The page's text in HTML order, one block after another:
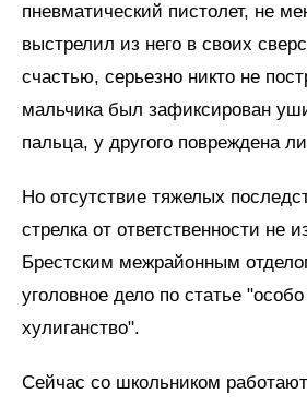
пневматический пистолет, не
выстрелил из него в своих
счастью, серьезно никто не
мальчика был зафиксирован
пальца, у другого повреждена
Но отсутствие тяжелых
стрелка от ответственности не
Брестским межрайонным
уголовное дело по статье
хулиганство".
Сейчас со школьником